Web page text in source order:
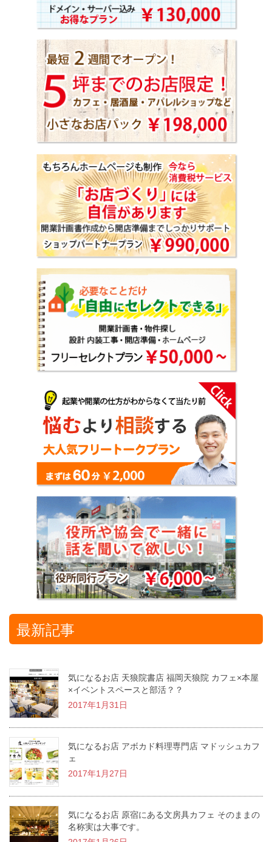
最新記事
気になるお店 天狼院書店 福岡天狼院 カフェ×本屋
×イベントスペースと部活？？
2017年1月31日
気になるお店 アボカド料理専門店 マドッシュカフ
ェ
2017年1月27日
気になるお店 原宿にある文房具カフェ そのままの
名称実は大事です。